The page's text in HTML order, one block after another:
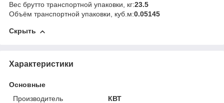
Вес брутто транспортной упаковки, кг:23.5
Объём транспортной упаковки, куб.м:0.05145
Скрыть
Характеристики
Основные
Производитель
КВТ